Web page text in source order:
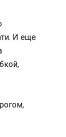
И еще